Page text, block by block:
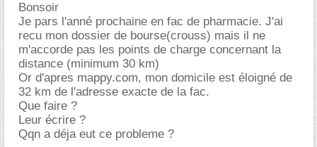
Bonsoir
Je pars l'anné prochaine en fac de pharmacie. J'ai
recu mon dossier de bourse(crouss) mais il ne
m'accorde pas les points de charge concernant la
distance (minimum 30 km)
Or d'apres mappy.com, mon domicile est éloigné de
32 km de l'adresse exacte de la fac.
Que faire ?
Leur écrire ?
Qqn a déja eut ce probleme ?